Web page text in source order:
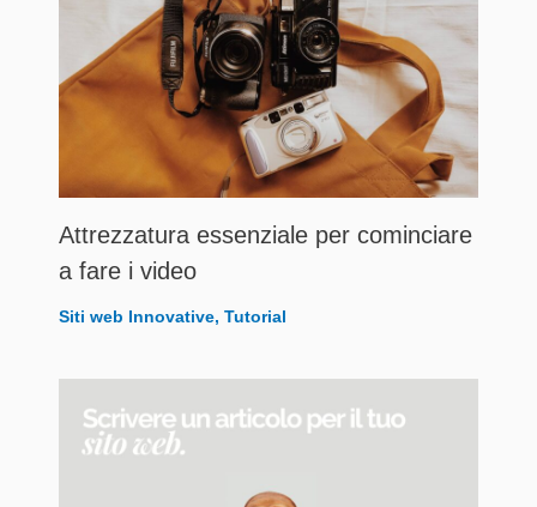
Attrezzatura essenziale per cominciare
a fare i video
Siti web Innovative, Tutorial